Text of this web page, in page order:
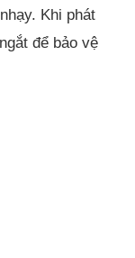
Khi phát
để bảo vệ